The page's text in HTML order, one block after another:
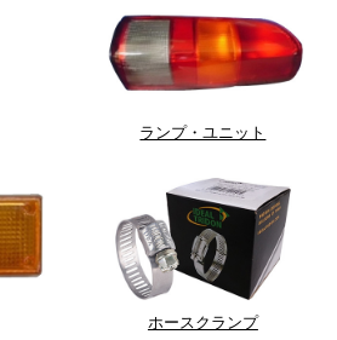
ランプ・ユニット
ホースクランプ